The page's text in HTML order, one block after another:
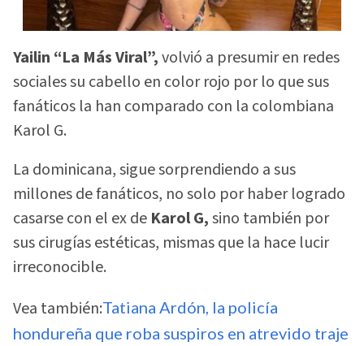
Yailin “La Más Viral”,volvió a presumir en redes
sociales su cabello en color rojo por lo que sus
fanáticos la han comparado con la colombiana
Karol G.
La dominicana, sigue sorprendiendo a sus
millones de fanáticos, no solo por haber logrado
casarse con el ex de Karol G,sino también por
sus cirugías estéticas, mismas que la hace lucir
irreconocible.
Vea también:Tatiana Ardón, la policía
hondureña que roba suspiros en atrevido traje